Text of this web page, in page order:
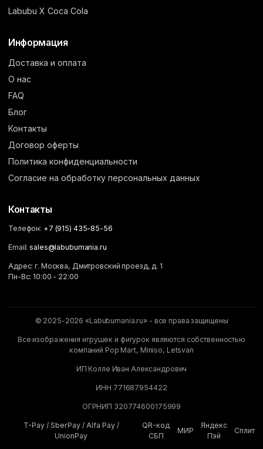
Labubu X Coca Cola
Информация
Доставка и оплата
О нас
FAQ
Блог
Контакты
Договор оферты
Политика конфиденциальности
Согласие на обработку персональных данных
Контакты
Телефон: +7 (915) 435-85-56
Email:sales@labubumania.ru
Адрес: г. Москва, Дмитровский проезд, д. 1
Пн-Вс: 10:00 - 22:00
© 2025-2026 «Labubumania.ru» - все права защищены
Все изображения игрушек и фигурок являются собственностью
компаний Pop Mart, Miniso, Letsvan
ИП Колле Иван Александрович
ИНН 771687954422
ОГРНИП 320774600175999
T-Pay / SberPay / Alfa Pay /
UnionPay
QR-код
СБП
МИР
Яндекс
Пэй
Сплит